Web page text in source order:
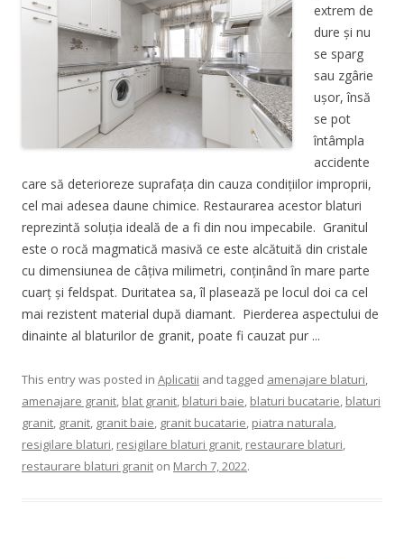
extrem de
dure și nu
se sparg
sau zgârie
ușor, însă
se pot
întâmpla
accidente
care să deterioreze suprafața din cauza condițiilor improprii,
cel mai adesea daune chimice. Restaurarea acestor blaturi
reprezintă soluția ideală de a fi din nou impecabile. Granitul
este o rocă magmatică masivă ce este alcătuită din cristale
cu dimensiunea de câțiva milimetri, conținând în mare parte
cuarț și feldspat. Duritatea sa, îl plasează pe locul doi ca cel
mai rezistent material după diamant. Pierderea aspectului de
dinainte al blaturilor de granit, poate fi cauzat pur ...
This entry was posted in Aplicatii and tagged amenajare blaturi,
amenajare granit, blat granit, blaturi baie, blaturi bucatarie, blaturi
granit, granit, granit baie, granit bucatarie, piatra naturala,
resigilare blaturi, resigilare blaturi granit, restaurare blaturi,
restaurare blaturi granit on March 7, 2022.